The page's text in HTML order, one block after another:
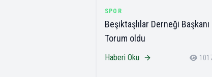
SPOR
Beşiktaşlılar Derneği Başkanı
Torum oldu
Haberi Oku